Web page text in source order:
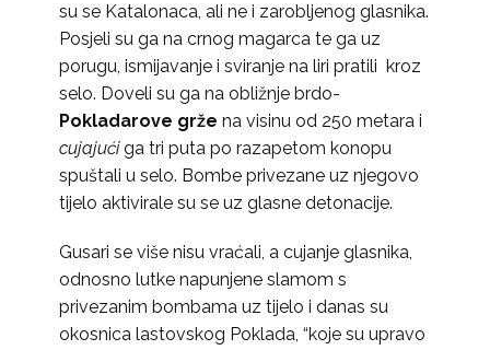
su se Katalonaca, ali ne i zarobljenog glasnika.
Posjeli su ga na crnog magarca te ga uz
porugu, ismijavanje i sviranje na liri pratili kroz
selo. Doveli su ga na obližnje brdo-
Pokladarove grže na visinu od 250 metara i
cujajućiga tri puta po razapetom konopu
spuštali u selo. Bombe privezane uz njegovo
tijelo aktivirale su se uz glasne detonacije.
Gusari se više nisu vraćali, a cujanje glasnika,
odnosno lutke napunjene slamom s
privezanim bombama uz tijelo i danas su
okosnica lastovskog Poklada, “koje su upravo